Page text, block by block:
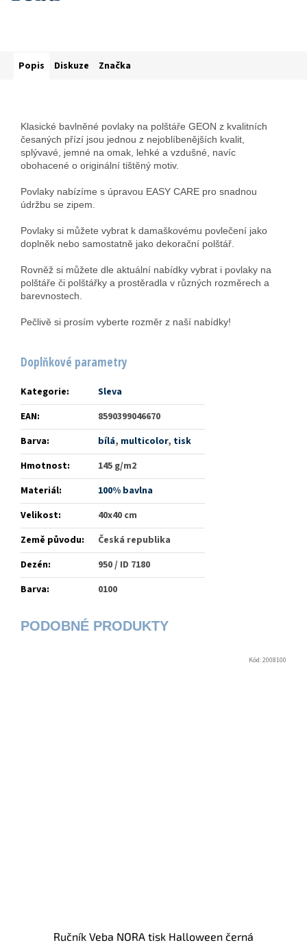
Popis Diskuze Značka
Klasické bavlněné povlaky na polštáře GEON z kvalitních
česaných přízí jsou jednou z nejoblíbenějších kvalit,
splývavé, jemné na omak, lehké a vzdušné, navíc
obohacené o originální tištěný motiv.
Povlaky nabízíme s úpravou EASY CARE pro snadnou
údržbu se zipem.
Povlaky si můžete vybrat k damaškovému povlečení jako
doplněk nebo samostatně jako dekorační polštář.
Rovněž si můžete dle aktuální nabídky vybrat i povlaky na
polštáře či polštářky a prostěradla v různých rozměrech a
barevnostech.
Pečlivě si prosím vyberte rozměr z naší nabídky!
Doplňkové parametry
Kategorie:
Sleva
EAN:
8590399046670
Barva: bílá, multicolor, tisk
Hmotnost:
145 g/m2
Materiál:
100% bavlna
Velikost:
40x40 cm
Země původu:
Česká republika
Dezén:
950 / ID 7180
Barva: 0100
Ručník Veba NORA tisk Halloween černá
Kód:2008100